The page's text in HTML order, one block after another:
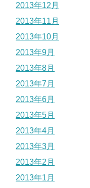
2013年12月
2013年11月
2013年10月
2013年9月
2013年8月
2013年7月
2013年6月
2013年5月
2013年4月
2013年3月
2013年2月
2013年1月